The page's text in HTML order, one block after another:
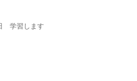
学習します